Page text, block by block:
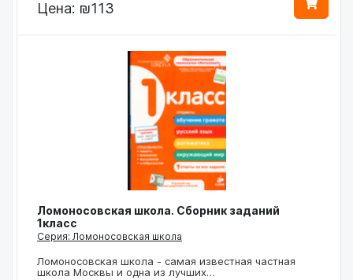
Цена: ₪113
Ломоносовская школа. Сборник заданий
1класс
Серия: Ломоносовская школа
Ломоносовская школа - самая известная частная
школа Москвы и одна из лучших…